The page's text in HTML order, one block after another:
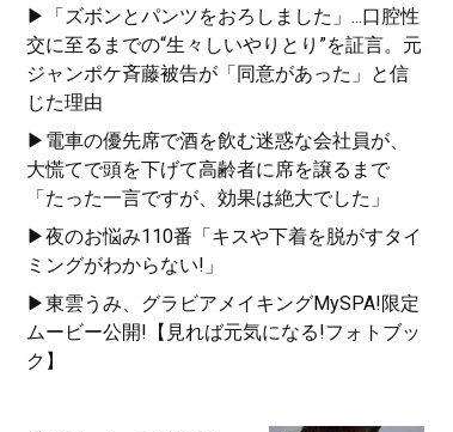
▶「ズボンとパンツをおろしました」...口腔性
交に至るまでの“生々しいやりとり”を証言。元
ジャンポケ斉藤被告が「同意があった」と信
じた理由
▶電車の優先席で酒を飲む迷惑な会社員が、
大慌てで頭を下げて高齢者に席を譲るまで
「たった一言ですが、効果は絶大でした」
▶夜のお悩み110番「キスや下着を脱がすタイ
ミングがわからない!」
▶東雲うみ、グラビアメイキングMySPA!限定
ムービー公開!【見れば元気になる!フォトブッ
ク】